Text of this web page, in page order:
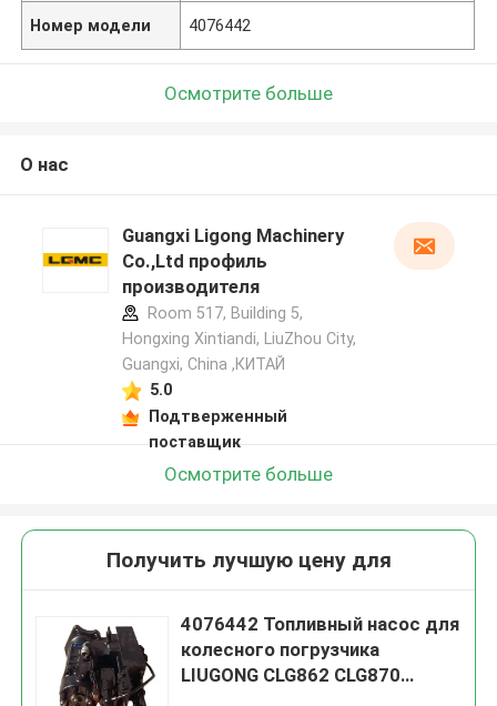
Номер модели 4076442
Осмотрите больше
О нас
Guangxi Ligong Machinery
Co.,Ltd профиль
производителя
Room 517, Building 5,
Hongxing Xintiandi, LiuZhou City,
Guangxi, China ,КИТАЙ
5.0
Подтверженный
поставщик
Осмотрите больше
Получить лучшую цену для
4076442 Топливный насос для
колесного погрузчика
LIUGONG CLG862 CLG870